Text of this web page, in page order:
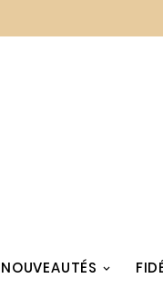
NOUVEAUTÉS